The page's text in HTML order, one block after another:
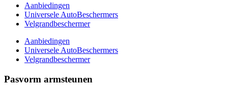
Aanbiedingen
Universele AutoBeschermers
Velgrandbeschermer
Aanbiedingen
Universele AutoBeschermers
Velgrandbeschermer
Pasvorm armsteunen